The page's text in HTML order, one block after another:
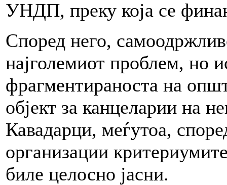
УНДП, преку која се
Според него,
најголемиот проблем, но
фрагментираноста на
објект за канцеларии на
Кавадарци, меѓутоа,
организации
биле целосно јасни.